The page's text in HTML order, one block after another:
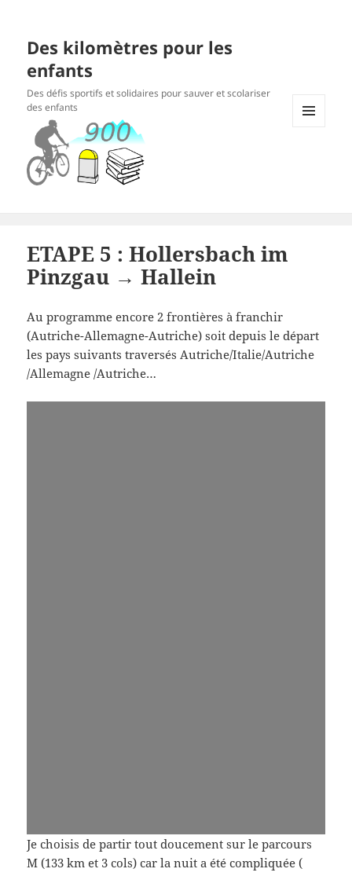
Des kilomètres pour les
enfants
Des défis sportifs et solidaires pour sauver et scolariser
des enfants
ETAPE 5 : Hollersbach im
Pinzgau → Hallein
Au programme encore 2 frontières à franchir
(Autriche-Allemagne-Autriche) soit depuis le départ
les pays suivants traversés Autriche/Italie/Autriche
/Allemagne /Autriche…
Je choisis de partir tout doucement sur le parcours
M (133 km et 3 cols) car la nuit a été compliquée (